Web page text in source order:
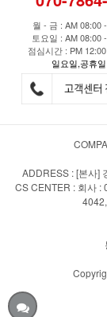
월 - 금 : AM 08:00
토요일 : AM 08:00
점심시간 : PM
일요일,공휴
ADDRESS : [본사]
CS CENTER : 회사